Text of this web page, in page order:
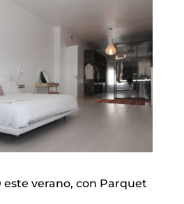
este verano, con Parquet